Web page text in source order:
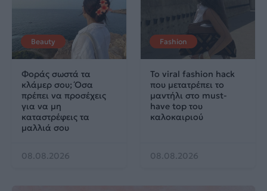
Beauty
Φοράς σωστά τα
κλάμερ σου; Όσα
πρέπει να προσέχεις
για να μη
καταστρέφεις τα
μαλλιά σου
08.08.2026
Fashion
Το viral fashion hack
που μετατρέπει το
μαντήλι στο must-
have top του
καλοκαιριού
08.08.2026